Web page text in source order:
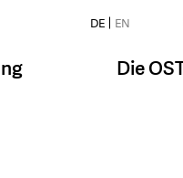
DE EN
Die